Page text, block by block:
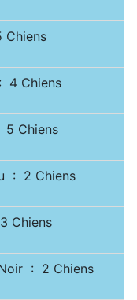
Chiens
4 Chiens
5 Chiens
: 2 Chiens
Chiens
Noir : 2 Chiens